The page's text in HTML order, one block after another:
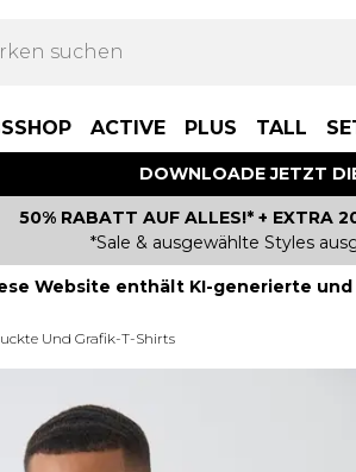
ACTIVE PLUS TALL
DOWNLOADE JETZT
50% RABATT AUF ALLES!* + EXTRA
*Sale & ausgewählte Styles
Website enthält KI-generierte
Und Grafik-T-Shirts